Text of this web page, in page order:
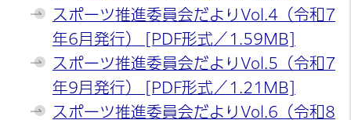
スポーツ推進委員会だよりVol.4（令和7
年6月発行） [PDF形式／1.59MB]
スポーツ推進委員会だよりVol.5（令和7
年9月発行） [PDF形式／1.21MB]
スポーツ推進委員会だよりVol.6（令和8